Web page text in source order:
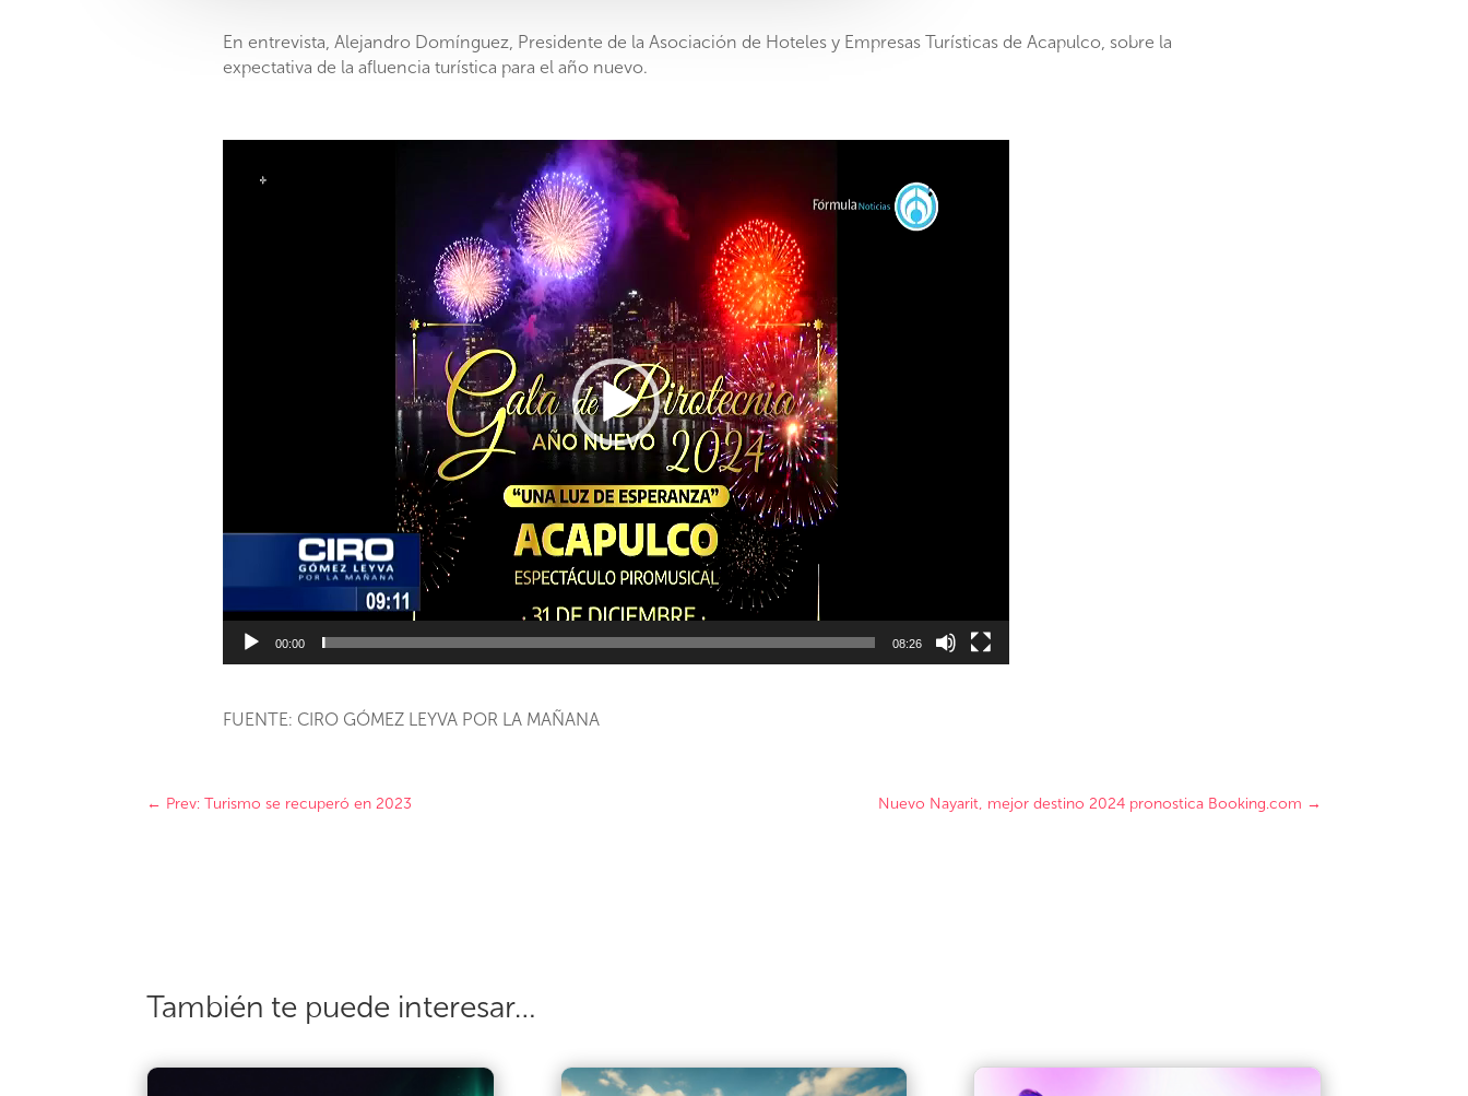
En entrevista, Alejandro Domínguez, Presidente de la Asociación de Hoteles y Empresas Turísticas de Acapulco, sobre la
expectativa de la afluencia turística para el año nuevo.
00:00 08:26
FUENTE: CIRO GÓMEZ LEYVA POR LA MAÑANA
← Prev: Turismo se recuperó en 2023 Nuevo Nayarit, mejor destino 2024 pronostica Booking.com →
También te puede interesar…